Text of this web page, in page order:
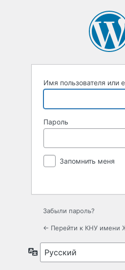
Имя пользователя или
Пароль
Запомнить меня
Забыли пароль?
← Перейти к КНУ имени
Язык